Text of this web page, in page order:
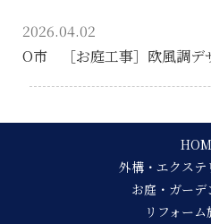
2026.04.02
O市 ［お庭工事］欧風調デ
外構・エクステ
お庭・ガーデ
リフォー